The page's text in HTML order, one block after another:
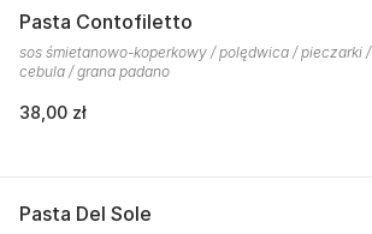
Pasta Contofiletto
sos śmietanowo-koperkowy / polędwica / pieczarki /
cebula / grana padano
38,00 zł
Pasta Del Sole